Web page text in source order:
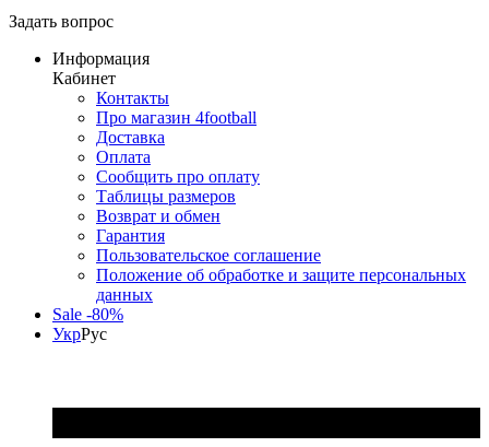
Задать вопрос
Информация
Кабинет
Контакты
Про магазин 4football
Доставка
Оплата
Сообщить про оплату
Таблицы размеров
Возврат и обмен
Гарантия
Пользовательское соглашение
Положение об обработке и защите персональных
данных
Sale -80%
УкрРус